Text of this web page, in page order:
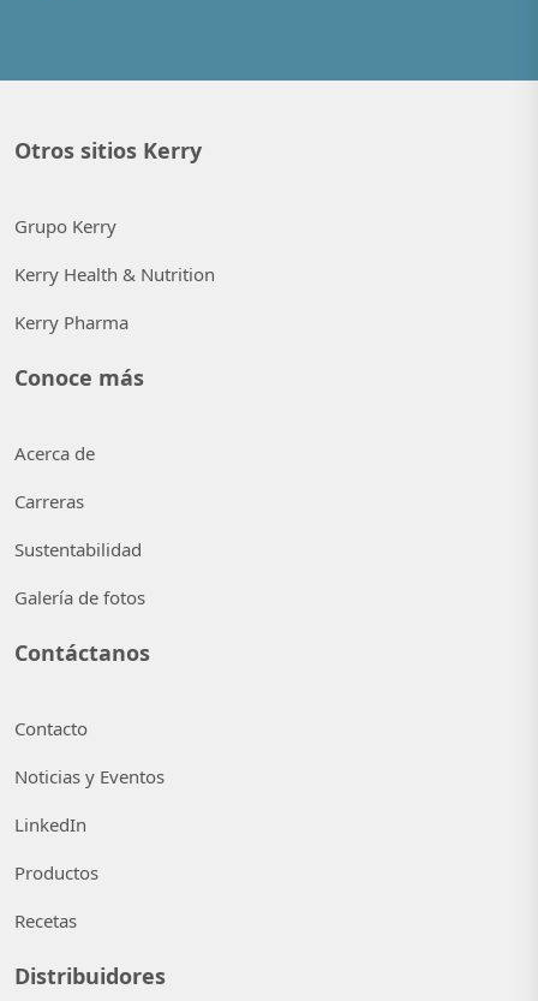
Otros sitios Kerry
Grupo Kerry
Kerry Health & Nutrition
Kerry Pharma
Conoce más
Acerca de
Carreras
Sustentabilidad
Galería de fotos
Contáctanos
Contacto
Noticias y Eventos
LinkedIn
Productos
Recetas
Distribuidores